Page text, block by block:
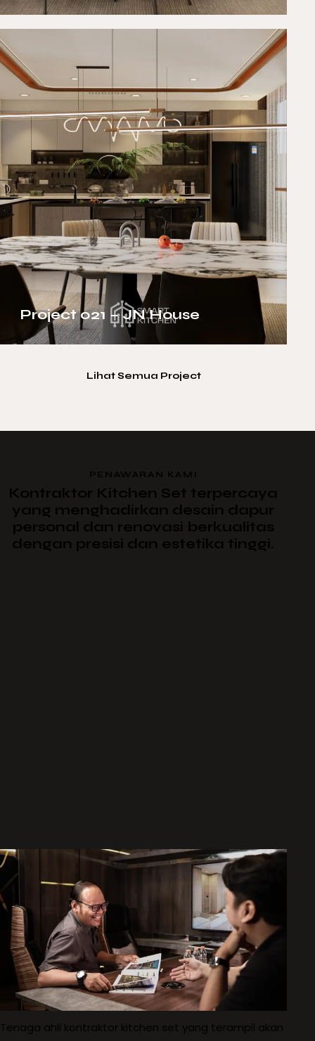
Project 021 – JN House
Lihat Semua Project
PENAWARAN KAMI
Kontraktor Kitchen Set terpercaya
yang menghadirkan desain dapur
personal dan renovasi berkualitas
dengan presisi dan estetika tinggi.
Tenaga ahli kontraktor kitchen set yang terampil akan